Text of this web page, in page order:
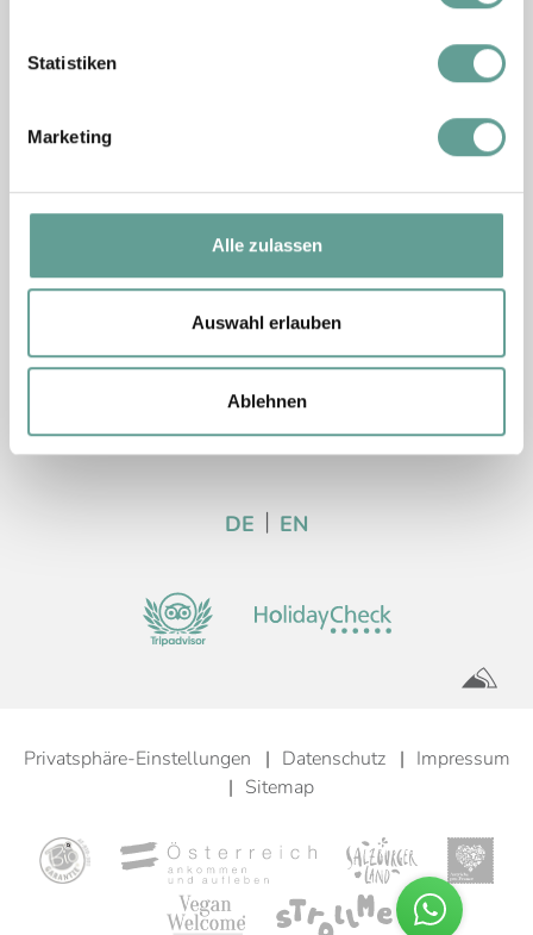
Statistiken
Marketing
Alle zulassen
Auswahl erlauben
Ablehnen
Glemmtaler Landesstraße 261 | A-5753 Saalbach-
Hinterglemm
+43 654 174 14 632
info@the-resi.com
DE EN
Privatsphäre-Einstellungen Datenschutz
Impressum
Sitemap